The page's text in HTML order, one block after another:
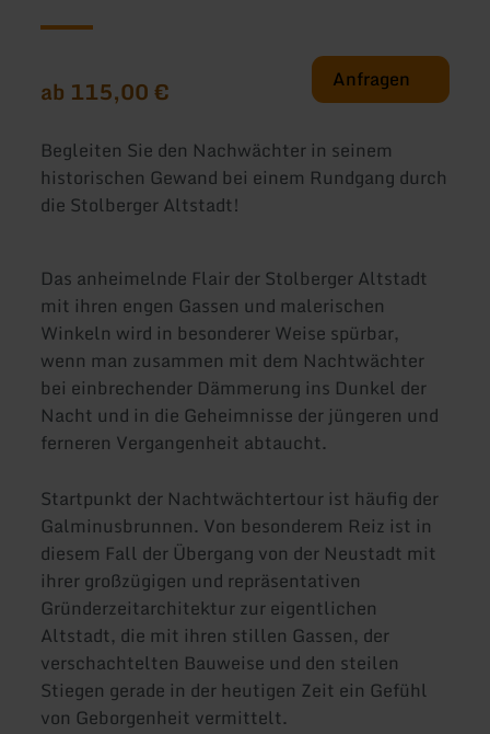
ab 115,00 € Anfragen
Begleiten Sie den Nachwächter in seinem
historischen Gewand bei einem Rundgang durch
die Stolberger Altstadt!
Das anheimelnde Flair der Stolberger Altstadt
mit ihren engen Gassen und malerischen
Winkeln wird in besonderer Weise spürbar,
wenn man zusammen mit dem Nachtwächter
bei einbrechender Dämmerung ins Dunkel der
Nacht und in die Geheimnisse der jüngeren und
ferneren Vergangenheit abtaucht.
Startpunkt der Nachtwächtertour ist häufig der
Galminusbrunnen. Von besonderem Reiz ist in
diesem Fall der Übergang von der Neustadt mit
ihrer großzügigen und repräsentativen
Gründerzeitarchitektur zur eigentlichen
Altstadt, die mit ihren stillen Gassen, der
verschachtelten Bauweise und den steilen
Stiegen gerade in der heutigen Zeit ein Gefühl
von Geborgenheit vermittelt.